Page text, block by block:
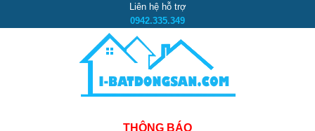
Liên hệ hỗ trợ
0942.335.349
THÔNG BÁO